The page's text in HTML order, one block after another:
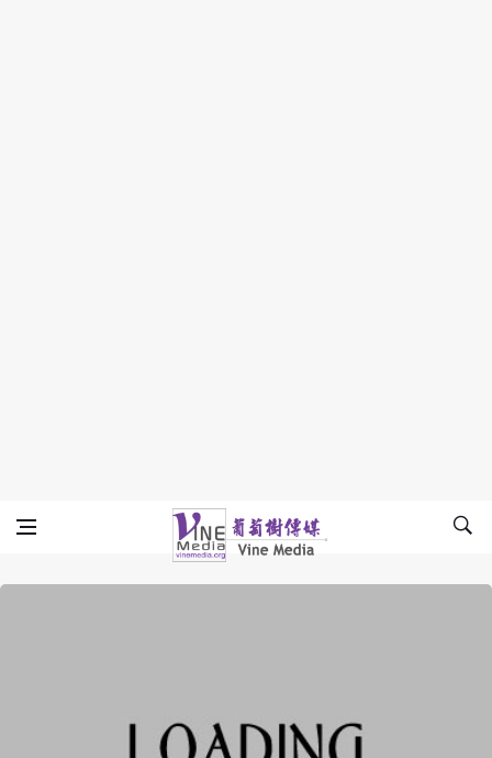
Vine Media
葡萄樹傳媒